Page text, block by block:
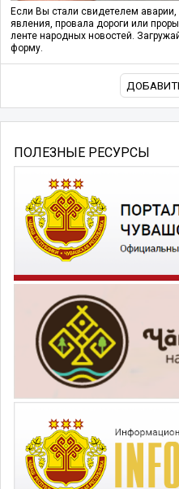
Если Вы стали свидетелем
явления, провала дороги или
ленте народных новостей.
форму.
ПОЛЕЗНЫЕ РЕСУРСЫ